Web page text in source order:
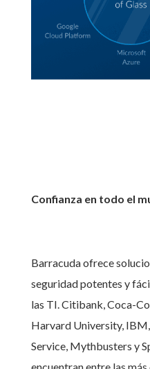
Confianza en todo el
Barracuda ofrece
seguridad potentes y
las TI. Citibank, Coca-
Harvard University, IBM,
Service, Mythbusters y